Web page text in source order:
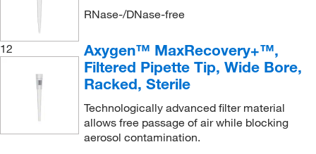
RNase-/DNase-free
12
Axygen™ MaxRecovery+™,
Filtered Pipette Tip, Wide Bore,
Racked, Sterile
Technologically advanced filter material
allows free passage of air while blocking
aerosol contamination.